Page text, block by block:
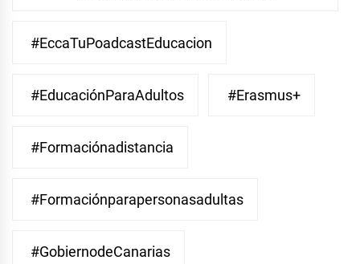
#EccaTuPoadcastEducacion
#EducaciónParaAdultos #Erasmus+
#Formaciónadistancia
#Formaciónparapersonasadultas
#GobiernodeCanarias